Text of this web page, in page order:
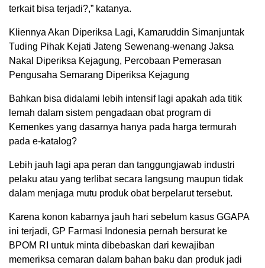
terkait bisa terjadi?,” katanya.
Kliennya Akan Diperiksa Lagi, Kamaruddin Simanjuntak
Tuding Pihak Kejati Jateng Sewenang-wenang Jaksa
Nakal Diperiksa Kejagung, Percobaan Pemerasan
Pengusaha Semarang Diperiksa Kejagung
Bahkan bisa didalami lebih intensif lagi apakah ada titik
lemah dalam sistem pengadaan obat program di
Kemenkes yang dasarnya hanya pada harga termurah
pada e-katalog?
Lebih jauh lagi apa peran dan tanggungjawab industri
pelaku atau yang terlibat secara langsung maupun tidak
dalam menjaga mutu produk obat berpelarut tersebut.
Karena konon kabarnya jauh hari sebelum kasus GGAPA
ini terjadi, GP Farmasi Indonesia pernah bersurat ke
BPOM RI untuk minta dibebaskan dari kewajiban
memeriksa cemaran dalam bahan baku dan produk jadi